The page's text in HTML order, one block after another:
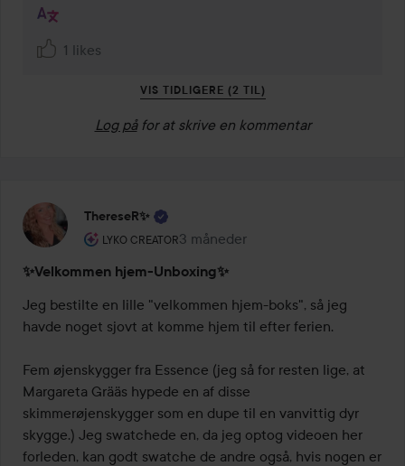
1 likes
VIS TIDLIGERE (2 TIL)
Log på for at skrive en kommentar
ThereseR✨
LYKO CREATOR
Brugerens rolle: Lyko Creator.
3 måneder
Posten blev oprettet 3 måneder
✨Velkommen hjem-Unboxing✨
Jeg bestilte en lille "velkommen hjem-boks", så jeg
havde noget sjovt at komme hjem til efter ferien.
Fem øjenskygger fra Essence (jeg så for resten lige, at
Margareta Grääs hypede en af disse
skimmerøjenskygger som en dupe til en vanvittig dyr
skygge.) Jeg swatchede en, da jeg optog videoen her
forleden, kan godt swatche de andre også, hvis nogen er